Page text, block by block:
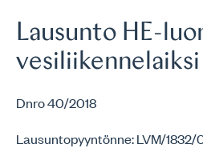
Lausunto HE-
vesiliikennelaiksi
Dnro 40/2018
Lausuntopyyntönne: LVM/1832/